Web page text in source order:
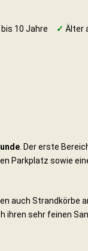
bis 10 Jahre ✓ Älter
. Der erste
Parkplatz sowie
auch Strandkörbe
ihren sehr feinen